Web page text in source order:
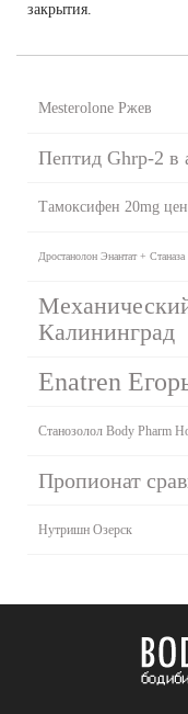
закрытия.
Mesterolone Ржев
Пептид Ghrp-2 в
Тамоксифен 20mg
Дростанолон Энантат +
Калининград
Enatren
Станозолол Body Pharm
Пропионат
Нутришн Озерск